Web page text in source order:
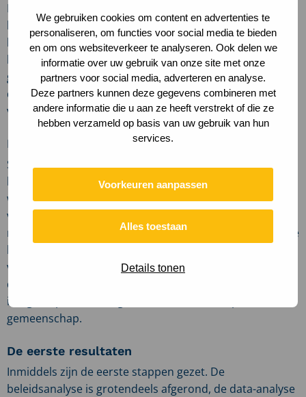
We gebruiken cookies om content en advertenties te
personaliseren, om functies voor social media te bieden
en om ons websiteverkeer te analyseren. Ook delen we
informatie over uw gebruik van onze site met onze
partners voor social media, adverteren en analyse.
Deze partners kunnen deze gegevens combineren met
andere informatie die u aan ze heeft verstrekt of die ze
hebben verzameld op basis van uw gebruik van hun
services.
Voorkeuren aanpassen
Alles toestaan
Details tonen
Met onze jarenlange ervaring op het gebied van
bestemmingsontwikkeling en -management weten we
hoe belangrijk een goede balans is tussen toerisme,
landschap en leefomgeving. Onze expertise op het
gebied van toeristische zonering en druk- en
draagkrachtonderzoeken vormt een belangrijke basis
voor dit plan.
Het bundelen van specialistische kennis
Samen met onze partners bundelen we specialistische
kennis. HeusschenCopier Landschapskracht brengt
waardevolle expertise in vanuit eerdere werkzaamheden
voor Grenzeloos Bocageland en ontwikkelde onder
meer een methode om kernkwaliteiten van verschillende
landschappen in kaart te brengen. Track Landscapes
vult dit aan met specialistische kennis op het gebied van
data-analyse van recreatieve mobiliteit. Zo ontstaat een
integraal plan met oog voor zowel landschap als
gemeenschap.
De eerste resultaten
Inmiddels zijn de eerste stappen gezet. De
beleidsanalyse is grotendeels afgerond, de data-analyse